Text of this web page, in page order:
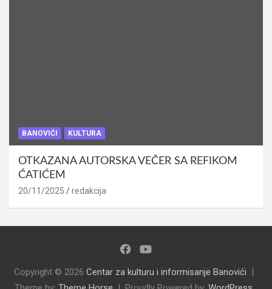
BANOVIĆI KULTURA
OTKAZANA AUTORSKA VEČER SA REFIKOM
ĆATIĆEM
20/11/2025 redakcija
Copyright © 2026 Centar za kulturu i informisanje Banovići